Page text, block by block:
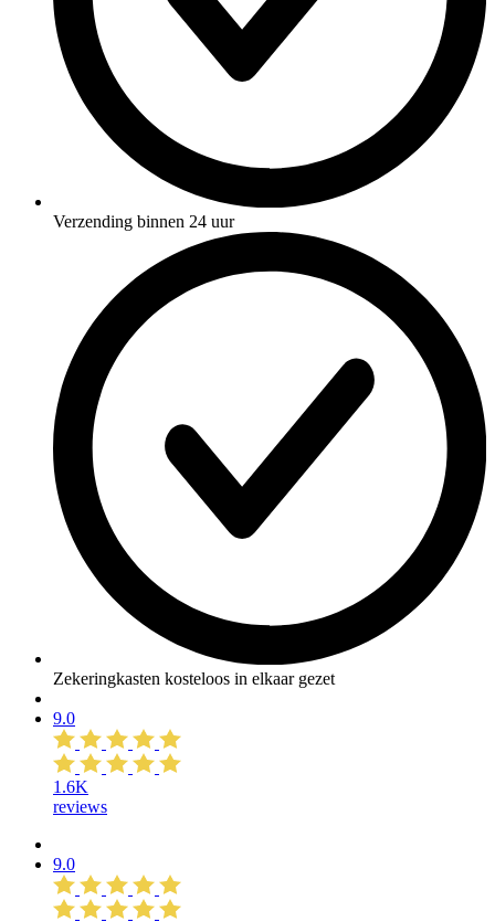
Verzending binnen 24 uur
Zekeringkasten kosteloos in elkaar gezet
9.0
1.6K
reviews
9.0